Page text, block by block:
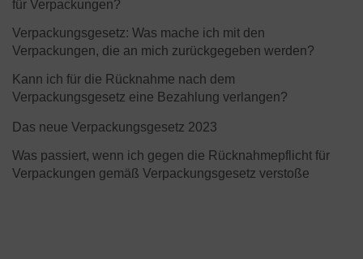
für Verpackungen?
Verpackungsgesetz: Was mache ich mit den
Verpackungen, die an mich zurückgegeben werden?
Kann ich für die Rücknahme nach dem
Verpackungsgesetz eine Bezahlung verlangen?
Das neue Verpackungsgesetz 2023
Was passiert, wenn ich gegen die Rücknahmepflicht für
Verpackungen gemäß Verpackungsgesetz verstoße